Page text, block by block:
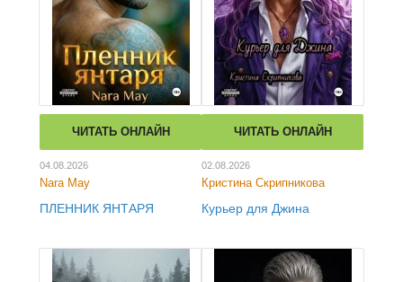
ЧИТАТЬ ОНЛАЙН
04.08.2026
Nara May
ПЛЕННИК ЯНТАРЯ
ЧИТАТЬ ОНЛАЙН
02.08.2026
Кристина Скрипникова
Курьер для Джина